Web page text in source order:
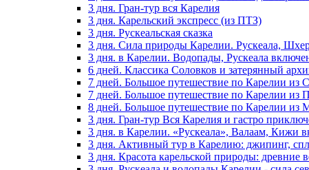
3 дня. Гран-тур вся Карелия
3 дня. Карельский экспресс (из ПТЗ)
3 дня. Рускеальская сказка
3 дня. Сила природы Карелии. Рускеала,
3 дня. в Карелии. Водопады, Рускеала
6 дней. Классика Соловков и затерянный
7 дней. Большое путешествие по Карелии из
7 дней. Большое путешествие по Карелии из
8 дней. Большое путешествие по Карелии из
3 дня. Гран-тур Вся Карелия и гастро
3 дня. в Карелии. «Рускеала», Валаам, Кижи
3 дня. Активный тур в Карелию: джипинг,
3 дня. Красота карельской природы: